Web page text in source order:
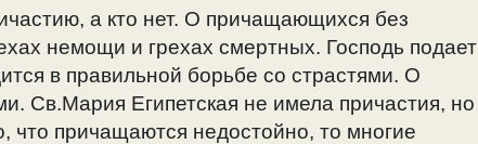
а кто нет. О причащающихся без
немощи и грехах смертных. Господь подает
в правильной борьбе со страстями. О
Св.Мария Египетская не имела причастия, но
что причащаются недостойно, то многие